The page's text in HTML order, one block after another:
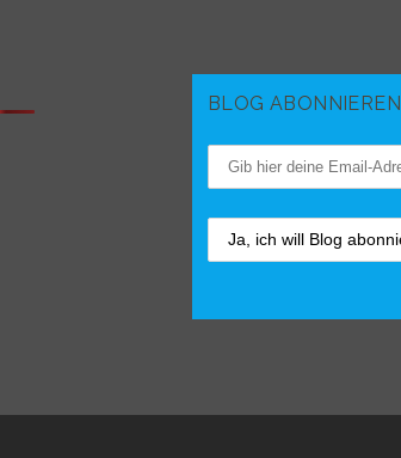
BLOG ABONNIEREN